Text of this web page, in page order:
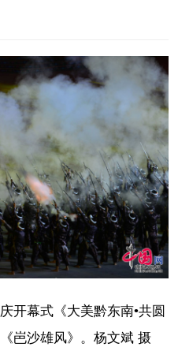
开幕式《大美黔东南•共圆
岜沙雄风》。杨文斌 摄